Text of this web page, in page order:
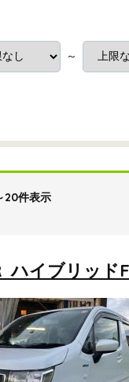
～
20件表示
ハイブリッド